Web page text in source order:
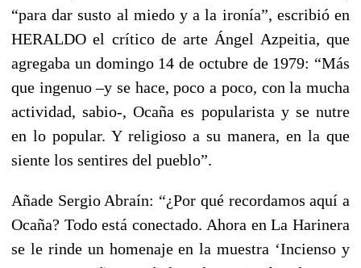
“para dar susto al miedo y a la ironía”, escribió en
HERALDO el crítico de arte Ángel Azpeitia, que
agregaba un domingo 14 de octubre de 1979: “Más
que ingenuo –y se hace, poco a poco, con la mucha
actividad, sabio-, Ocaña es popularista y se nutre
en lo popular. Y religioso a su manera, en la que
siente los sentires del pueblo”.
Añade Sergio Abraín: “¿Por qué recordamos aquí a
Ocaña? Todo está conectado. Ahora en La Harinera
se le rinde un homenaje en la muestra ‘Incienso y